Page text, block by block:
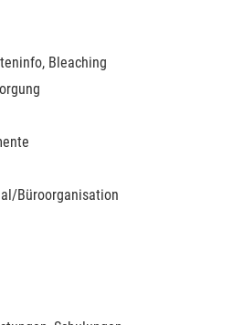
Bleaching
Büroorganisation